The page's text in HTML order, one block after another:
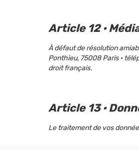
Article 12 ·
À défaut de résolution
Ponthieu, 75008 Paris ·
droit français.
Article 13 ·
Le traitement de vos